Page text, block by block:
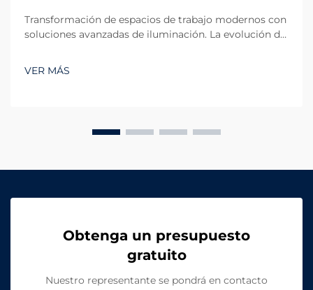
Transformación de espacios de trabajo modernos con
soluciones avanzadas de iluminación. La evolución de
con la iluminación LED interior, que se ha convertido
en el estándar oro para espacios comerciales. A
VER MÁS
Obtenga un presupuesto
gratuito
Nuestro representante se pondrá en contacto